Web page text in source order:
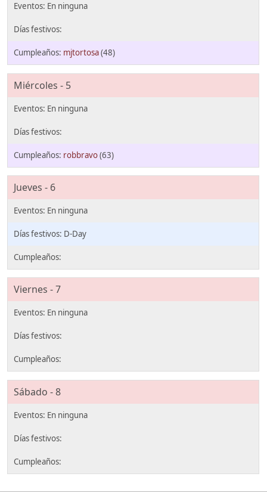
mjtortosa(48)
Miércoles - 5
robbravo(63)
Jueves - 6
D-Day
Viernes - 7
Sábado - 8